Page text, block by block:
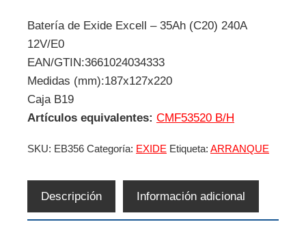
Batería de Exide Excell – 35Ah (C20) 240A
12V/E0
EAN/GTIN:3661024034333
Medidas (mm):187x127x220
Caja B19
Artículos equivalentes: CMF53520 B/H
SKU: EB356 Categoría: EXIDE Etiqueta: ARRANQUE
Descripción Información adicional